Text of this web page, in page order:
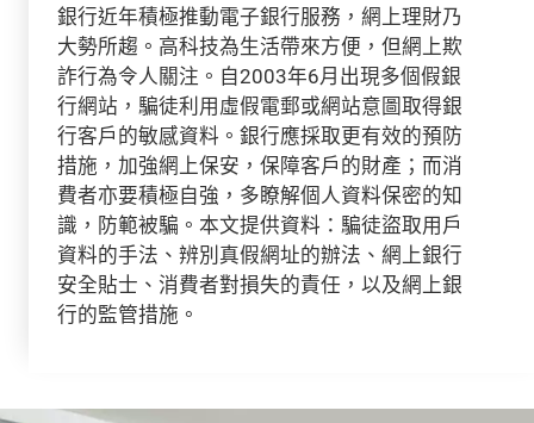
銀行近年積極推動電子銀行服務，網上理財乃
大勢所趨。高科技為生活帶來方便，但網上欺
詐行為令人關注。自2003年6月出現多個假銀
行網站，騙徒利用虛假電郵或網站意圖取得銀
行客戶的敏感資料。銀行應採取更有效的預防
措施，加強網上保安，保障客戶的財產；而消
費者亦要積極自強，多瞭解個人資料保密的知
識，防範被騙。本文提供資料：騙徒盜取用戶
資料的手法、辨別真假網址的辦法、網上銀行
安全貼士、消費者對損失的責任，以及網上銀
行的監管措施。